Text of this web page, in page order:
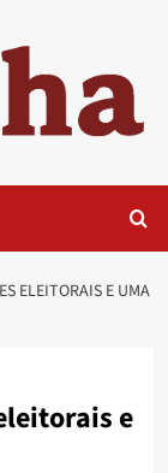
ELEITORAIS E UMA
e